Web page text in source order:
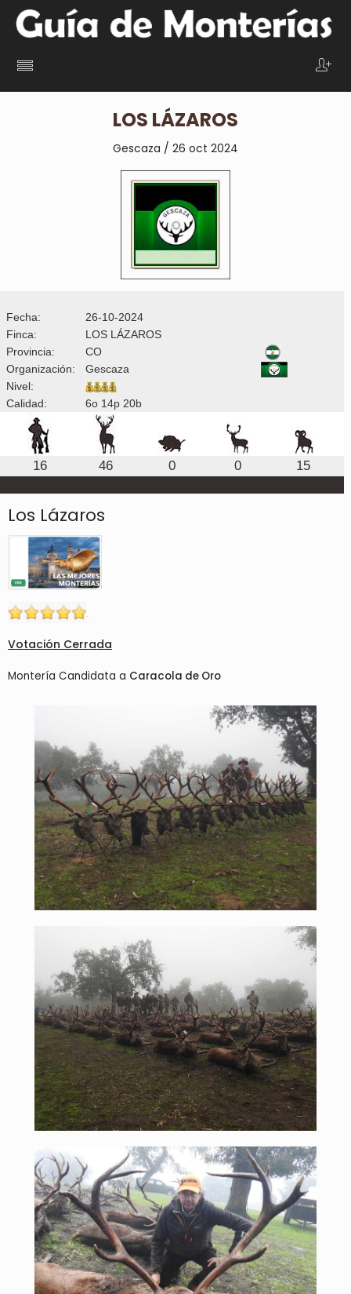
LOS LÁZAROS
Gescaza / 26 oct 2024
Fecha:
26-10-2024
Finca:
LOS LÁZAROS
Provincia:
CO
Organización:
Gescaza
Nivel:
Calidad:
6o 14p 20b
16 46 0 0 15
Los Lázaros
Votación Cerrada
Montería Candidata a Caracola de Oro